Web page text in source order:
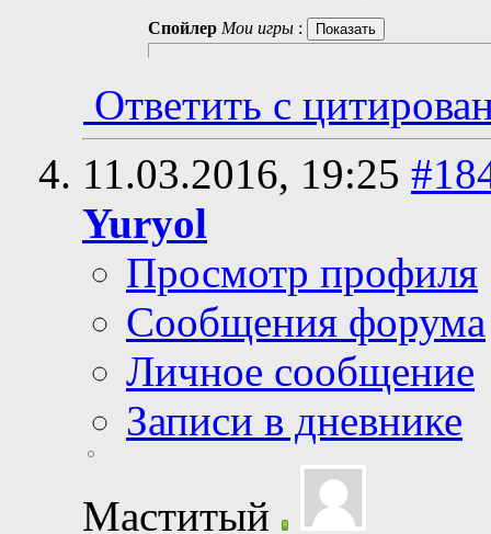
Спойлер Мои игры :
Ответить с
11.03.2016, 19:25
Yuryol
Просмотр профиля
Сообщения форума
Личное сообщение
Записи в дневнике
Маститый